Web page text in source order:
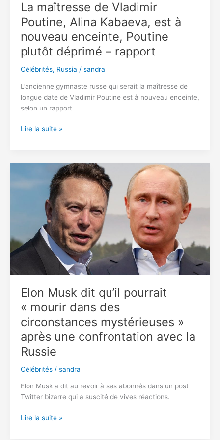
La maîtresse de Vladimir
Poutine, Alina Kabaeva, est à
nouveau enceinte, Poutine
plutôt déprimé – rapport
Célébrités, Russia / sandra
L’ancienne gymnaste russe qui serait la maîtresse de
longue date de Vladimir Poutine est à nouveau enceinte,
selon un rapport.
La
Kabaeva,
nouveau
enceinte,
Poutine
déprimé
rapport
Lire la suite »
Elon Musk dit qu’il pourrait
« mourir dans des
circonstances mystérieuses »
après une confrontation avec la
Russie
Célébrités/ sandra
Elon Musk a dit au revoir à ses abonnés dans un post
Twitter bizarre qui a suscité de vives réactions.
Elon
Lire la suite »